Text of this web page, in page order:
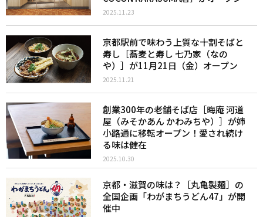
2025.11.23
京都駅前で味わう上質な十割そばと
寿し［蕎麦と寿し 七乃家（なの
や）］が11月21日（金）オープン
2025.11.21
創業300年の老舗そば店［晦庵 河道
屋（みそかあん かわみちや）］が姉
小路通に移転オープン！愛され続け
る味は健在
2025.10.30
京都・滋賀の味は？［丸亀製麺］の
全国企画「わがまちうどん47」が開
催中